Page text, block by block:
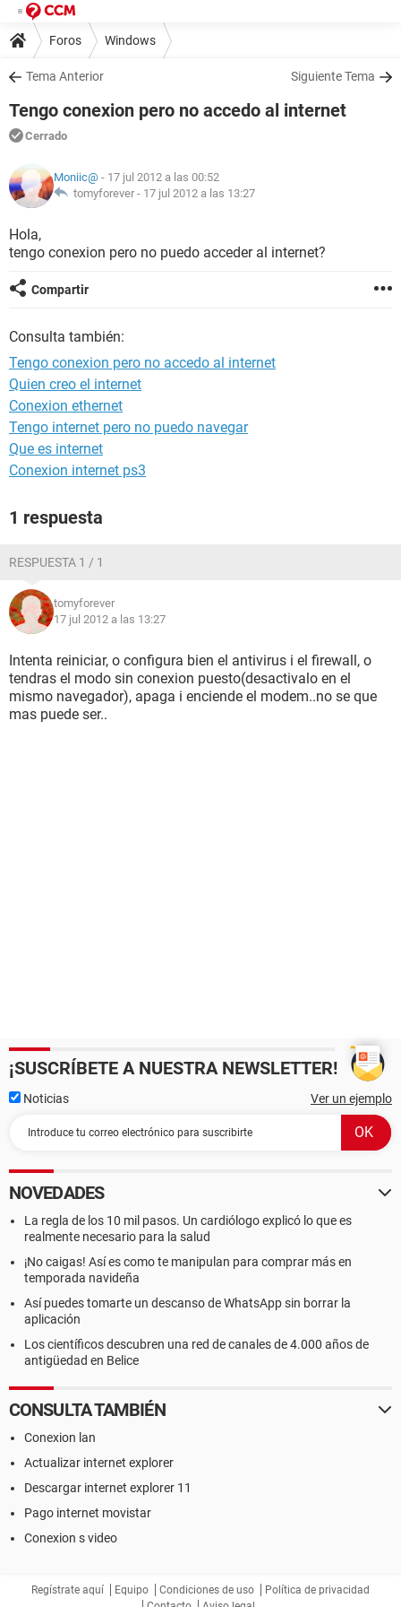
Foros Windows
Tema Anterior Siguiente Tema
Tengo conexion pero no accedo al internet
Cerrado
Moniic@ - 17 jul 2012 a las 00:52
tomyforever - 17 jul 2012 a las 13:27
Hola,
tengo conexion pero no puedo acceder al internet?
Compartir
Consulta también:
Tengo conexion pero no accedo al internet
Quien creo el internet
Conexion ethernet
Tengo internet pero no puedo navegar
Que es internet
Conexion internet ps3
1 respuesta
RESPUESTA 1 / 1
tomyforever
17 jul 2012 a las 13:27
Intenta reiniciar, o configura bien el antivirus i el firewall, o
tendras el modo sin conexion puesto(desactivalo en el
mismo navegador), apaga i enciende el modem..no se que
mas puede ser..
¡SUSCRÍBETE A NUESTRA NEWSLETTER!
Noticias Ver un ejemplo
NOVEDADES
La regla de los 10 mil pasos. Un cardiólogo explicó lo que es
realmente necesario para la salud
¡No caigas! Así es como te manipulan para comprar más en
temporada navideña
Así puedes tomarte un descanso de WhatsApp sin borrar la
aplicación
Los científicos descubren una red de canales de 4.000 años de
antigüedad en Belice
CONSULTA TAMBIÉN
Conexion lan
Actualizar internet explorer
Descargar internet explorer 11
Pago internet movistar
Conexion s video
Regístrate aquí Equipo Condiciones de uso
Política de privacidad